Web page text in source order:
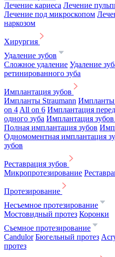
Лечение кариеса Лечение
Лечение под микроскопом
наркозом
Хирургия
Удаление зубов
Сложное удаление Удаление
ретинированного зуба
Имплантация зубов
Импланты Straumann Импланты
on 4 All on 6 Имплантация
одного зуба Имплантация
Полная имплантация зубов
Одномоментная имплантация
зубов
Реставрация зубов
Микропротезирование
Протезирование
Несъемное протезирование
Мостовидный протез Коронки
Съемное протезирование
Candulor Бюгельный протез
протез